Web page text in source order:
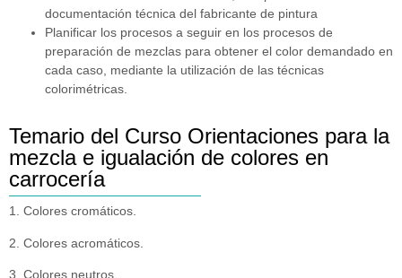
documentación técnica del fabricante de pintura
Planificar los procesos a seguir en los procesos de
preparación de mezclas para obtener el color demandado en
cada caso, mediante la utilización de las técnicas
colorimétricas.
Temario del Curso Orientaciones para la
mezcla e igualación de colores en
carrocería
1. Colores cromáticos.
2. Colores acromáticos.
3. Colores neutros.